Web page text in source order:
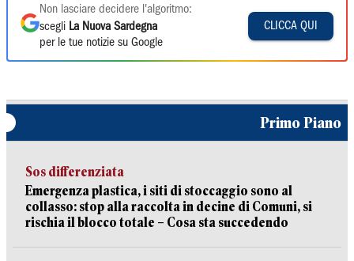
Non lasciare decidere l'algoritmo:
scegli La Nuova Sardegna
per le tue notizie su Google
CLICCA QUI
Primo Piano
Sos differenziata
Emergenza plastica, i siti di stoccaggio sono al
collasso: stop alla raccolta in decine di Comuni, si
rischia il blocco totale – Cosa sta succedendo